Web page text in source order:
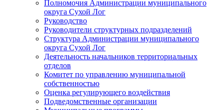
Полномочия Администрации муниципального
округа Сухой Лог
Руководство
Руководители структурных подразделений
Структура Администрации муниципального
округа Сухой Лог
Деятельность начальников территориальных
отделов
Комитет по управлению муниципальной
собственностью
Оценка регулирующего воздействия
Подведомственные организации